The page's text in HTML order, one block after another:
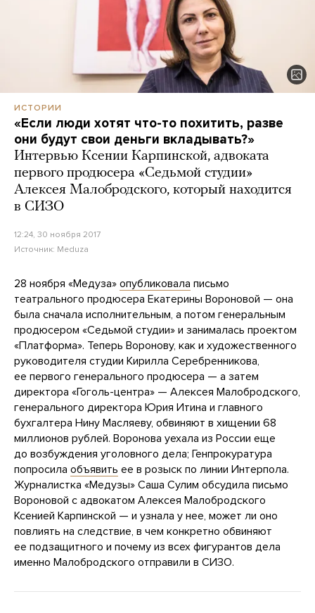
ИСТОРИИ
«Если люди хотят что-то похитить, разве
они будут свои деньги вкладывать?»
Интервью Ксении Карпинской, адвоката
первого продюсера «Седьмой студии»
Алексея Малобродского, который находится
в СИЗО
12:24, 30 ноября 2017
Источник: Meduza
28 ноября «Медуза» опубликовала письмо
театрального продюсера Екатерины Вороновой — она
была сначала исполнительным, а потом генеральным
продюсером «Седьмой студии» и занималась проектом
«Платформа». Теперь Воронову, как и художественного
руководителя студии Кирилла Серебренникова,
ее первого генерального продюсера — а затем
директора «Гоголь-центра» — Алексея Малобродского,
генерального директора Юрия Итина и главного
бухгалтера Нину Масляеву, обвиняют в хищении 68
миллионов рублей. Воронова уехала из России еще
до возбуждения уголовного дела; Генпрокуратура
попросила объявить ее в розыск по линии Интерпола.
Журналистка «Медузы» Саша Сулим обсудила письмо
Вороновой с адвокатом Алексея Малобродского
Ксенией Карпинской — и узнала у нее, может ли оно
повлиять на следствие, в чем конкретно обвиняют
ее подзащитного и почему из всех фигурантов дела
именно Малобродского отправили в СИЗО.